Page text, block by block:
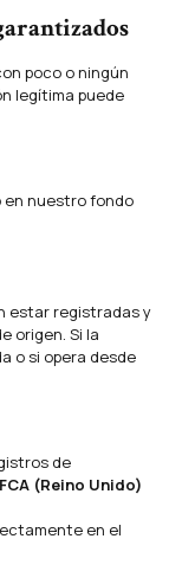
poco o ningún
legítima puede
en nuestro fondo
estar registradas y
origen. Si la
o si opera desde
de
FCA (Reino Unido)
en el